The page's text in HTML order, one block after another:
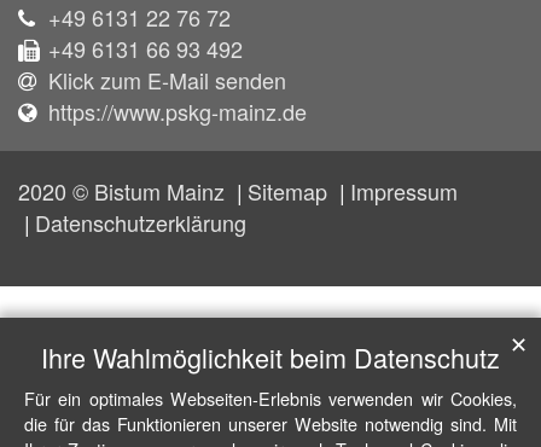
+49 6131 22 76 72
+49 6131 66 93 492
Klick zum E-Mail senden
https://www.pskg-mainz.de
2020 © Bistum Mainz Sitemap
Impressum
Datenschutzerklärung
Ihre Wahlmöglichkeit beim Datenschutz
Für ein optimales Webseiten-Erlebnis verwenden wir Cookies,
die für das Funktionieren unserer Website notwendig sind. Mit
✕